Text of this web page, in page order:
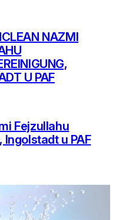
NAZMI
U PAF
Fejzullahu
u PAF